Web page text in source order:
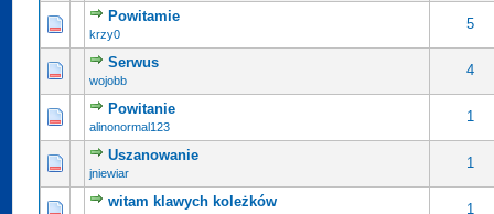
Powitamie
krzy0
5
Serwus
wojobb
4
Powitanie
alinonormal123
1
Uszanowanie
jniewiar
1
witam klawych koleżków 1